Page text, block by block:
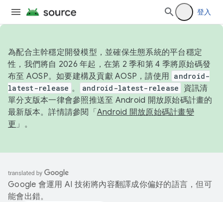
登入
為配合主幹穩定開發模型，並確保生態系統的平台穩定
性，我們將自 2026 年起，在第 2 季和第 4 季將原始碼發
布至 AOSP。如要建構及貢獻 AOSP，請使用 android-
latest-release 。 android-latest-release
資訊清
單分支版本一律會參照推送至 Android 開放原始碼計畫的
最新版本。詳情請參閱「 Android 開放原始碼計畫變
更 」。
Google 會運用 AI 技術將內容翻譯成你偏好的語言，但可
能會出錯。